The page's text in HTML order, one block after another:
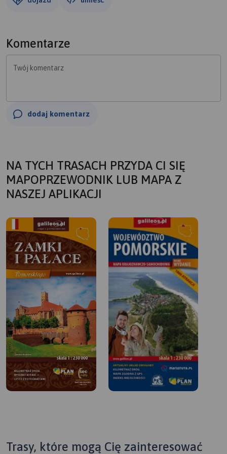
Komentarze
Twój komentarz
dodaj komentarz
NA TYCH TRASACH PRZYDA CI SIĘ
MAPOPRZEWODNIK LUB MAPA Z
NASZEJ APLIKACJI
Trasy, które mogą Cię zainteresować